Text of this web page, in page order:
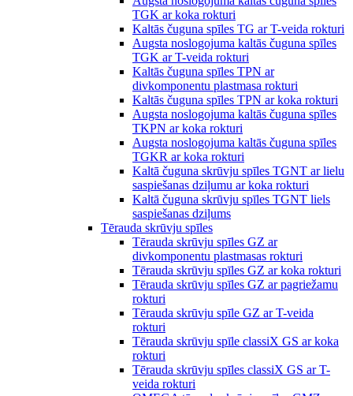
TGK ar koka rokturi
Kaltās čuguna spīles TG ar T-veida rokturi
Augsta noslogojuma kaltās čuguna spīles
TGK ar T-veida rokturi
Kaltās čuguna spīles TPN ar
divkomponentu plastmasa rokturi
Kaltās čuguna spīles TPN ar koka rokturi
Augsta noslogojuma kaltās čuguna spīles
TKPN ar koka rokturi
Augsta noslogojuma kaltās čuguna spīles
TGKR ar koka rokturi
Kaltā čuguna skrūvju spīles TGNT ar lielu
saspiešanas dziļumu ar koka rokturi
Kaltā čuguna skrūvju spīles TGNT liels
saspiešanas dziļums
Tērauda skrūvju spīles
Tērauda skrūvju spīles GZ ar
divkomponentu plastmasas rokturi
Tērauda skrūvju spīles GZ ar koka rokturi
Tērauda skrūvju spīles GZ ar pagriežamu
rokturi
Tērauda skrūvju spīle GZ ar T-veida
rokturi
Tērauda skrūvju spīle classiX GS ar koka
rokturi
Tērauda skrūvju spīles classiX GS ar T-
veida rokturi